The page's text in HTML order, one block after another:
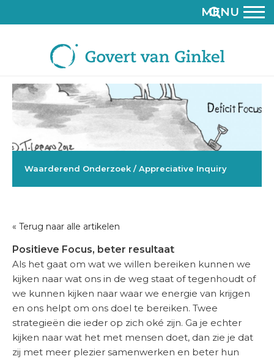
MENU
Waarderend Onderzoek / Appreciative Inquiry
« Terug naar alle artikelen
Positieve Focus, beter resultaat
Als het gaat om wat we willen bereiken kunnen we
kijken naar wat ons in de weg staat of tegenhoudt of
we kunnen kijken naar waar we energie van krijgen
en ons helpt om ons doel te bereiken. Twee
strategieën die ieder op zich oké zijn. Ga je echter
kijken naar wat het met mensen doet, dan zie je dat
zij met meer plezier samenwerken en beter hun